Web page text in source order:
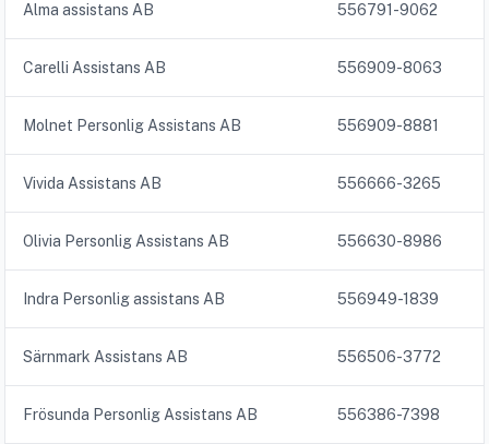
Alma assistans AB 556791-9062
Carelli Assistans AB 556909-8063
Molnet Personlig Assistans AB 556909-8881
Vivida Assistans AB 556666-3265
Olivia Personlig Assistans AB 556630-8986
Indra Personlig assistans AB 556949-1839
Särnmark Assistans AB 556506-3772
Frösunda Personlig Assistans AB 556386-7398